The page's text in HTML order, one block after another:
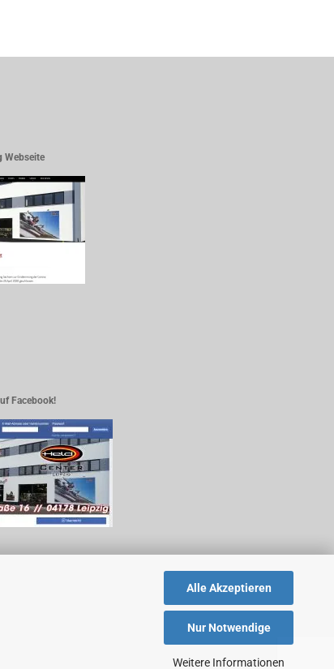
Alle Akzeptieren
Nur Notwendige
Weitere Informationen
Webseite
Facebook!